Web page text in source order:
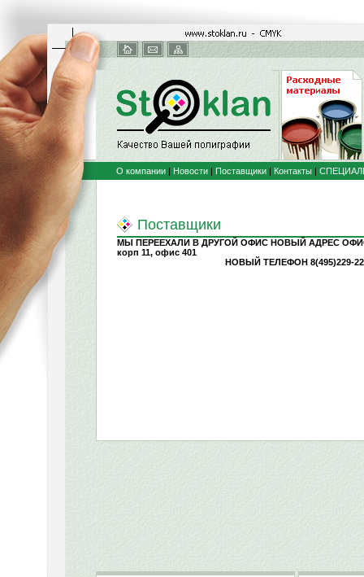
О компании | Новости | Поставщики | Контакты |
Поставщики
МЫ ПЕРЕЕХАЛИ В ДРУГОЙ ОФИС НОВЫЙ АДРЕС
корп 11, офис 401
НОВЫЙ ТЕЛЕФОН 8(495)229-